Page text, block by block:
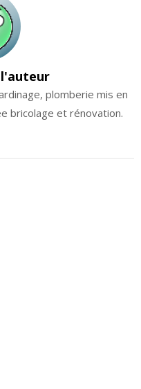
plomberie mis en
bricolage et rénovation.